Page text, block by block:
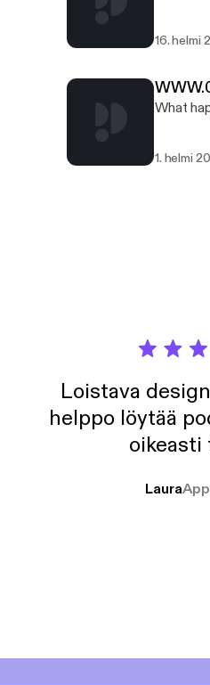
16. helmi
What
1. helmi
Loistava
helppo löytää
oikeasti
Laura